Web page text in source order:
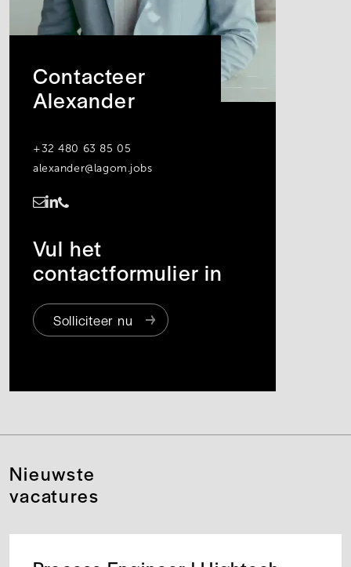
Contacteer
Alexander
+32 480 63 85 05
alexander@lagom.jobs
Vul het
contactformulier in
Solliciteer nu
Nieuwste
vacatures